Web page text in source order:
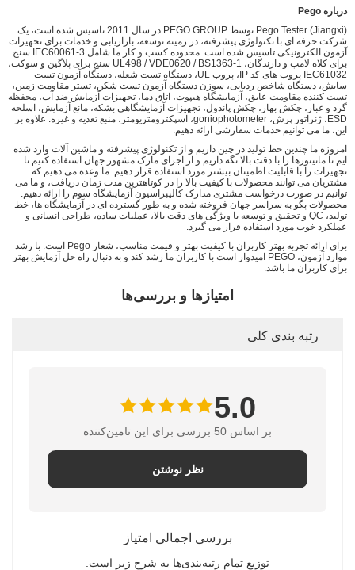
درباره Pego
Pego Tester (Jiangxi) توسط PEGO GROUP در سال 2011 تاسیس شده است، یک
شرکت حرفه ای با تکنولوژی پیشرفته، در زمینه توسعه، بازاریابی و خدمات برای تجهیزات
آزمون الکترونیکی تاسیس شده است. محدوده کسب و کار ما شامل IEC60061-3 سنج
برای کلاه لامپ و دارندگان، UL498 / VDE0620 / BS1363-1 سنج برای پلاگین و سوکت،
IEC61032 پروب های کد IP، پروب UL، دستگاه تست شعله، دستگاه آزمون تست
سایش، دستگاه شاخص ردیابی، سوزن دستگاه آزمون تست شکن، تستر مقاومت زمین،
تست کننده مقاومت عایق، آزمایشگاه هیپوت، اتاق دما، تجهیزات آزمایش ضد آب، محفظه
گرد و غبار، چکش بهار، چکش پاندول، تجهیزات آزمایشگاهی بشکه، مانع آزمایش، اسلحه
ESD، ژنراتور پرش، goniophotometer، اسپکترومتریومتر، منبع تغذیه و غیره. علاوه بر
این، ما می توانیم خدمات سفارشی ارائه دهیم.
امروزه ما چندین خط تولید در چین داریم و از تکنولوژی پیشرفته و ماشین آلات وارد شده
ایم تا مانیتورها را با دقت بالا نگه داریم و از اجزای مارک مشهور جهان استفاده کنیم تا
تجهیزات را با قابلیت اطمینان بیشتر مورد استفاده قرار دهیم. ما وعده می دهیم که
مشتریان می توانند محصولات با کیفیت بالا را در کوتاهترین مدت زمان دریافت، و ما می
توانیم در صورت درخواست مشتری مدارک کالیبراسیون آزمایشگاه سوم را ارائه دهیم.
محصولات پگو به سراسر جهان فروخته شده و به طور گسترده ای در آزمایشگاه ها، خط
تولید، QC و تحقیق و توسعه با ویژگی های دقت بالا، عملیات ساده، طراحی انسانی و
عملکرد خوب مورد استفاده قرار می گیرد.
برای ارائه تجربه بهتر کاربران با کیفیت بهتر و قیمت مناسب، شعار Pego است. با رشد
موارد آزمون، PEGO امیدوار است با کاربران ما رشد کند و به دنبال راه حل آزمایش بهتر
برای کاربران ما باشد.
امتیازها و بررسی‌ها
رتبه بندی کلی
5.0
بر اساس 50 بررسی برای این تامین‌کننده
نظر نوشتن
بررسی اجمالی امتیاز
توزیع تمام رتبه‌بندی‌ها به شرح زیر است.